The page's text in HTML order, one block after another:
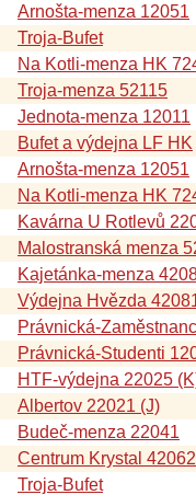
Arnošta-menza 12051
Troja-Bufet
Na Kotli-menza HK
Troja-menza 52115
Jednota-menza 12011
Bufet a výdejna LF HK
Arnošta-menza 12051
Na Kotli-menza HK
Kavárna U Rotlevů
Malostranská menza
Kajetánka-menza
Výdejna Hvězda
Právnická-
Právnická-Studenti
HTF-výdejna 22025
Albertov 22021 (J)
Budeč-menza 22041
Centrum Krystal 42062
Troja-Bufet